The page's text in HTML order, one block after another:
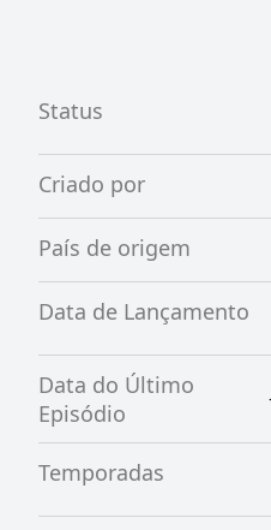
Status
Criado por
País de origem
Data de Lançamento
Data do Último
Episódio
Temporadas